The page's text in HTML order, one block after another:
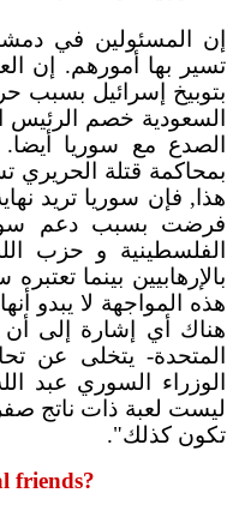
إن المسئولين في
تسير بها أمورهم. إن
بتوبيخ إسرائيل بسبب
السعودية خصم الرئيس
الصدع مع سوريا أيضا.
بمحاكمة قتلة
هذا, فإن سوريا تريد
فرضت بسبب دعم
الفلسطينية و حزب
بالإرهابيين بينما
هذه المواجهة لا يبدو
هناك أي إشارة إلى
المتحدة- يتخلى عن
الوزراء السوري عبد
ليست لعبة ذات ناتج
تكون كذلك".
friends?